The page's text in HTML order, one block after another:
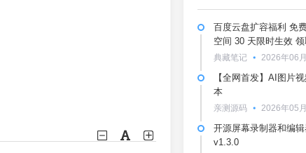
百度云盘扩容福利 免
空间 30 天限时生效
典藏笔记 2026年06
【全网首发】AI图片
本
亲测源码 2026年05
开源屏幕录制器和编
v1.3.0